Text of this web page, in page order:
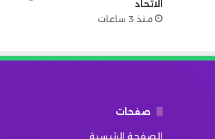
الاتحاد
منذ 3 ساعات
صفحات
الصفحة الرئيسية